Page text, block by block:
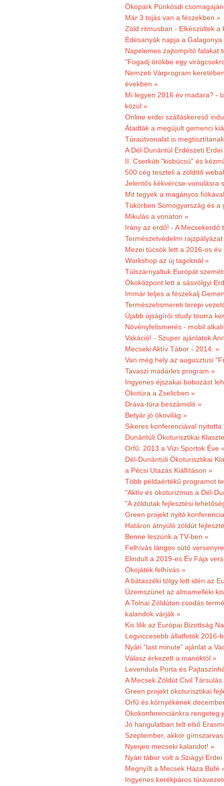
Ökopark Pünkösdi
Már 3 tojás van a fészekben »
Zöld ritmusban - Elkészültek
Édesanyák napja a
Napelemes zajtompító falakat
"Fogadj örökbe egy
Nemzeti Várprogram
években »
Mi legyen 2016 év madara? -
közül »
Online erdei szálláskereső
Átadták a megújult gemenci
Túraútvonalat is
A Dél-Dunántúl Erdészeti
II. Cserkúti "kisbúcsú" és
500 cég teszteli a zöldítő
Jelentős kékvércse-vonulásra
Mit tegyek a magányos
Tükörben Somogyország és a
Mikulás a vonaton »
Irány az erdő! - A
Természetvédelmi
Mezei tücsök lett a 2016-os év
Workshop az új tagoknál »
Túlszárnyaltuk Európát
Ökoközpont lett a sásvölgyi
Immár teljes a fészekalj
Természetismereti terepi
Újabb újságírói study tourra
Növényfelismerés - mobil
Vakáció! - Szuper ajánlatok
Mecseki Aktív Tábor - 2014. »
Van még hely az augusztusi
Tavaszi madárles program »
Ingyenes éjszakai bobozást
Ökotúra a Zselicben »
Dráva-túra beszámoló »
Betyár jó ökovilág »
Sikeres konferenciával
Dunántúli Ökoturisztikai
Orfű: 2013 a Vízi Sportok Éve
Dél-Dunántúli Ökoturisztikai
a Pécsi Utazás Kiállításon »
Több példaértékű programot
"Aktív és ökoturizmus a Dél-
"A zöldutak fejlesztési
Green projekt nyitó
Határon átnyúló zöldút
Benne leszünk a TV-ben »
Felhívás lángos sütő
Elindult a 2019-es Év Fája
Ökojáték felhívás »
A bátaszéki tölgy lett idén az
Üzemszünet az almamelléki
A Tolnai Zöldúton csodás
kalandok várják »
Kis lilik az Európai Bizottság
Legviccesebb állatfotók 2016-
Nyári “last minute” ajánlat a
Válasz érkezett a manóktól »
Levendula Porta és
A Mecsek Zöldút Civil
Green projekt ökoturisztikai
Orfű és környékének
Ökokonferenciánkra rengeteg
Jó hangulatban telt első
Szeptember, akkor
Nyerjen mecseki kalandot! »
Nyári tábor volt a Sziágyi
Megnyílt a Mecsek Háza Büfé
Ingyenes kerékpáros